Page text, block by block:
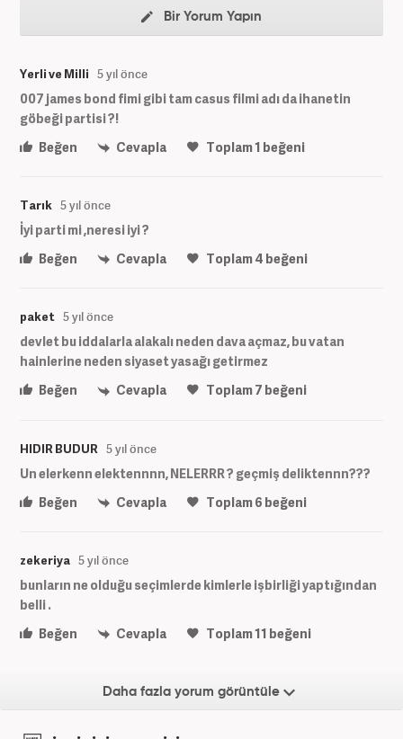
Bir Yorum Yapın
Yerli ve Milli 5 yıl önce
007 james bond fimi gibi tam casus filmi adı da ihanetin
göbeği partisi ?!
Beğen
Cevapla Toplam1 beğeni
Tarık 5 yıl önce
İyi parti mi ,neresi iyi ?
Beğen
Cevapla Toplam4 beğeni
paket 5 yıl önce
devlet bu iddalarla alakalı neden dava açmaz, bu vatan
hainlerine neden siyaset yasağı getirmez
Beğen
Cevapla Toplam7 beğeni
HIDIR BUDUR 5 yıl önce
Un elerkenn elektennnn, NELERRR ? geçmiş deliktennn???
Beğen
Cevapla Toplam6 beğeni
zekeriya 5 yıl önce
bunların ne olduğu seçimlerde kimlerle işbirliği yaptığından
belli .
Beğen
Cevapla Toplam11 beğeni
Daha fazla yorum görüntüle